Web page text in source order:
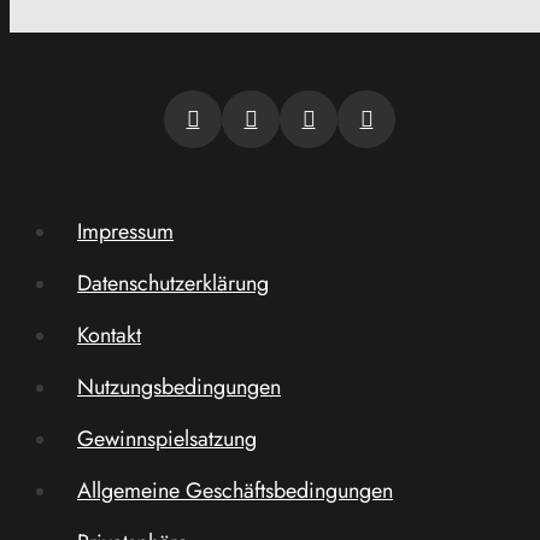
Impressum
Datenschutzerklärung
Kontakt
Nutzungsbedingungen
Gewinnspielsatzung
Allgemeine Geschäftsbedingungen